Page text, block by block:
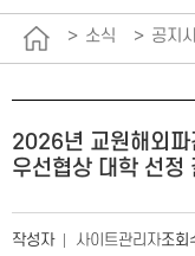
소식 공지
2026년 교원해외파
우선협상 대학 선정
작성자 사이트관리자조회